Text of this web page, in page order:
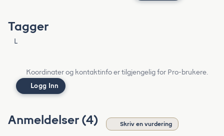
Tagger
L
Koordinater og kontaktinfo er tilgjengelig for Pro-brukere.
Logg Inn
Anmeldelser (4) Skriv en vurdering